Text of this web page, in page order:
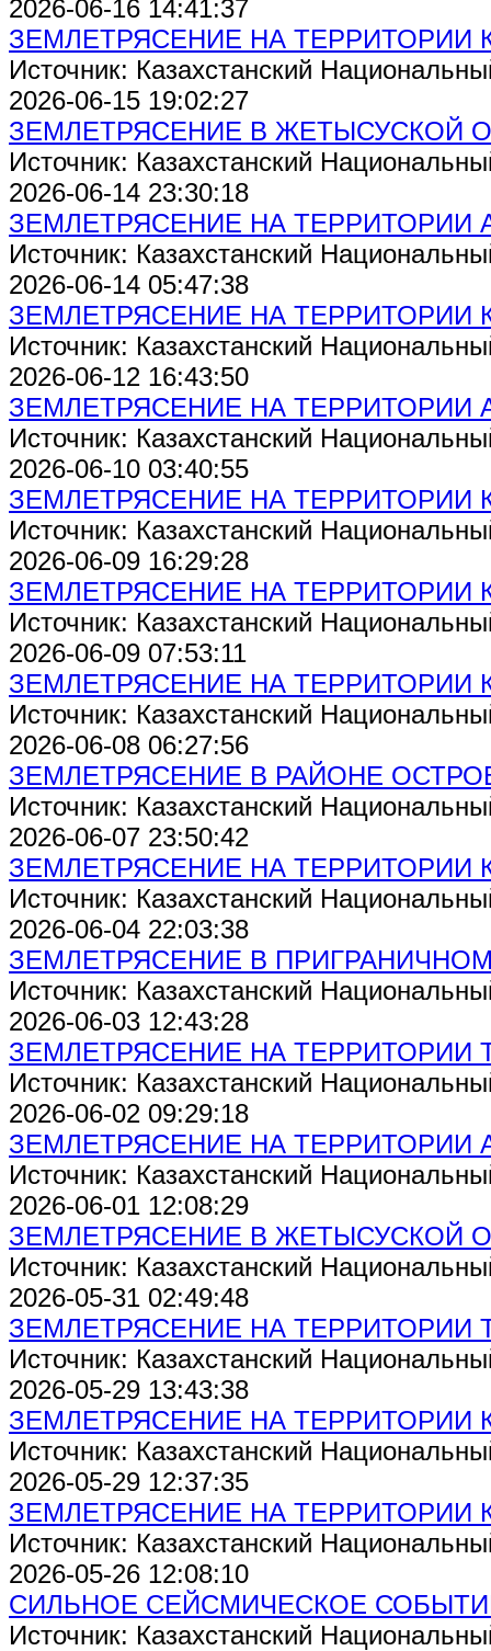
2026-06-16 14:41:37
ЗЕМЛЕТРЯСЕНИЕ НА ТЕРРИТОРИИ
Источник: Казахстанский
2026-06-15 19:02:27
ЗЕМЛЕТРЯСЕНИЕ В ЖЕТЫСУСКОЙ
Источник: Казахстанский
2026-06-14 23:30:18
ЗЕМЛЕТРЯСЕНИЕ НА ТЕРРИТОРИИ
Источник: Казахстанский
2026-06-14 05:47:38
ЗЕМЛЕТРЯСЕНИЕ НА ТЕРРИТОРИИ
Источник: Казахстанский
2026-06-12 16:43:50
ЗЕМЛЕТРЯСЕНИЕ НА ТЕРРИТОРИИ
Источник: Казахстанский
2026-06-10 03:40:55
ЗЕМЛЕТРЯСЕНИЕ НА ТЕРРИТОРИИ
Источник: Казахстанский
2026-06-09 16:29:28
ЗЕМЛЕТРЯСЕНИЕ НА ТЕРРИТОРИИ
Источник: Казахстанский
2026-06-09 07:53:11
ЗЕМЛЕТРЯСЕНИЕ НА ТЕРРИТОРИИ
Источник: Казахстанский
2026-06-08 06:27:56
ЗЕМЛЕТРЯСЕНИЕ В РАЙОНЕ
Источник: Казахстанский
2026-06-07 23:50:42
ЗЕМЛЕТРЯСЕНИЕ НА ТЕРРИТОРИИ
Источник: Казахстанский
2026-06-04 22:03:38
ЗЕМЛЕТРЯСЕНИЕ В ПРИГРАНИЧНОМ
Источник: Казахстанский
2026-06-03 12:43:28
ЗЕМЛЕТРЯСЕНИЕ НА ТЕРРИТОРИИ
Источник: Казахстанский
2026-06-02 09:29:18
ЗЕМЛЕТРЯСЕНИЕ НА ТЕРРИТОРИИ
Источник: Казахстанский
2026-06-01 12:08:29
ЗЕМЛЕТРЯСЕНИЕ В ЖЕТЫСУСКОЙ
Источник: Казахстанский
2026-05-31 02:49:48
ЗЕМЛЕТРЯСЕНИЕ НА ТЕРРИТОРИИ
Источник: Казахстанский
2026-05-29 13:43:38
ЗЕМЛЕТРЯСЕНИЕ НА ТЕРРИТОРИИ
Источник: Казахстанский
2026-05-29 12:37:35
ЗЕМЛЕТРЯСЕНИЕ НА ТЕРРИТОРИИ
Источник: Казахстанский
2026-05-26 12:08:10
СИЛЬНОЕ СЕЙСМИЧЕСКОЕ
Источник: Казахстанский